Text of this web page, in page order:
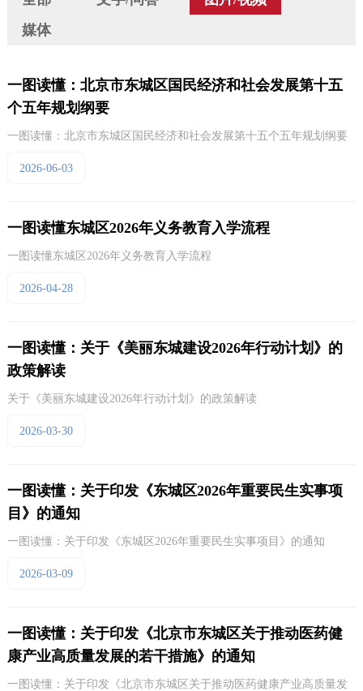
媒体
一图读懂：北京市东城区国民经济和社会发展第十五
个五年规划纲要
一图读懂：北京市东城区国民经济和社会发展第十五个五年规划纲要
2026-06-03
一图读懂东城区2026年义务教育入学流程
一图读懂东城区2026年义务教育入学流程
2026-04-28
一图读懂：关于《美丽东城建设2026年行动计划》的
政策解读
关于《美丽东城建设2026年行动计划》的政策解读
2026-03-30
一图读懂：关于印发《东城区2026年重要民生实事项
目》的通知
一图读懂：关于印发《东城区2026年重要民生实事项目》的通知
2026-03-09
一图读懂：关于印发《北京市东城区关于推动医药健
康产业高质量发展的若干措施》的通知
一图读懂：关于印发《北京市东城区关于推动医药健康产业高质量发